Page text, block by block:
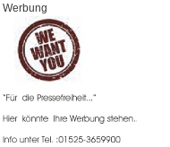
Werbung